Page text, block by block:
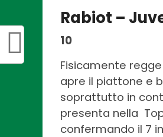
Rabiot –
10
Fisicamente
apre il piattone e
soprattutto in
presenta nella
confermando il 7